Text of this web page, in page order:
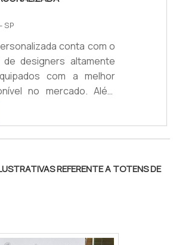
SP
conta com o
designers altamente
com a melhor
no mercado. Além
instalação do produto,
estão disponíveis para
criar possibilidades e
que procuram um
um aspecto estético
REFERENTE A TOTENS DE